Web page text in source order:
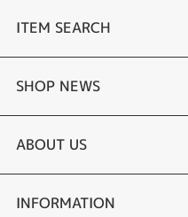
ITEM SEARCH
婚約指輪
結婚指輪
セットリング
SHOP NEWS
選ばれる理由まとめ
お客様の声
ABOUT US
会社概要
INFORMATION